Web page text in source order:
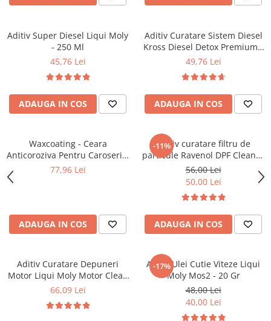
Bujii incandescente
Kit distributie
Kit lant distributie
Curea distributie
Transmisie
Curea transmisie
Busoane/inele etansare
Directie/stabilizare
Cap de bara
Amortizor capota
Amortizor portbagaj/hayon
Suspensie
Amortizor
Aditiv Super Diesel Liqui Moly
- 250 Ml
45,76 Lei
ADAUGA IN COS
Aditiv Curatare Sistem Diesel
Kross Diesel Detox Premium -
500 Ml
49,76 Lei
ADAUGA IN COS
Waxcoating - Ceara
Anticoroziva Pentru Caroserie.
Negru 1000 Ml
77,96 Lei
ADAUGA IN COS
-11%
Aditiv curatare filtru de
particule Ravenol DPF Cleaner
- 300 ml
56,00 Lei
50,00 Lei
ADAUGA IN COS
Aditiv Curatare Depuneri
Motor Liqui Moly Motor Clean
- 500 Ml
66,09 Lei
-17%
Aditiv Ulei Cutie Viteze Liqui
Moly Mos2 - 20 Gr
48,00 Lei
40,00 Lei